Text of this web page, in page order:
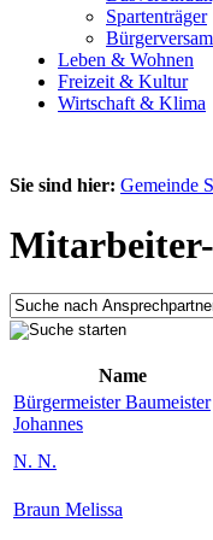
Spartenträger
Leben & Wohnen
Freizeit & Kultur
Wirtschaft & Klima
Sie sind hier: Gemeinde
Name
Bürgermeister Baumeister
Johannes
N. N.
Braun Melissa